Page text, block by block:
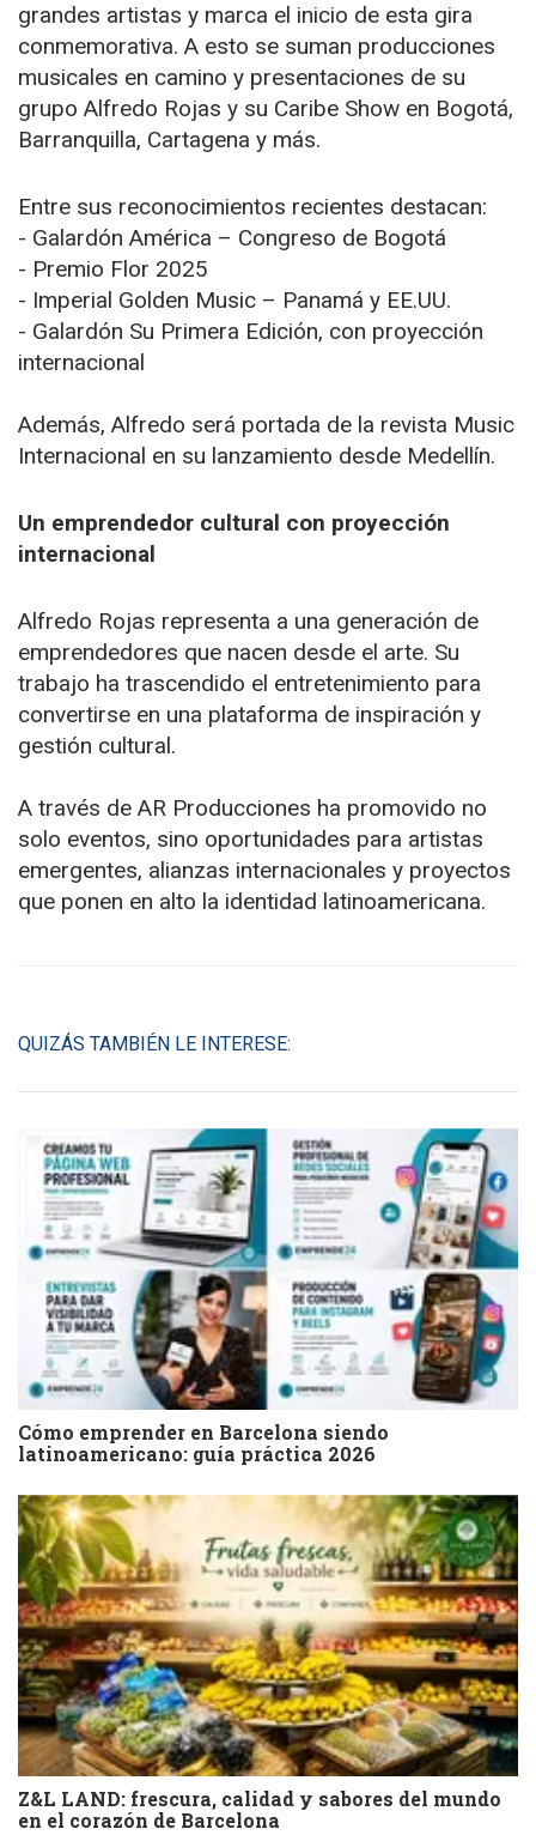
grandes artistas y marca el inicio de esta gira
conmemorativa. A esto se suman producciones
musicales en camino y presentaciones de su
grupo Alfredo Rojas y su Caribe Show en Bogotá,
Barranquilla, Cartagena y más.
Entre sus reconocimientos recientes destacan:
- Galardón América – Congreso de Bogotá
- Premio Flor 2025
- Imperial Golden Music – Panamá y EE.UU.
- Galardón Su Primera Edición, con proyección
internacional
Además, Alfredo será portada de la revista Music
Internacional en su lanzamiento desde Medellín.
Un emprendedor cultural con proyección
internacional
Alfredo Rojas representa a una generación de
emprendedores que nacen desde el arte. Su
trabajo ha trascendido el entretenimiento para
convertirse en una plataforma de inspiración y
gestión cultural.
A través de AR Producciones ha promovido no
solo eventos, sino oportunidades para artistas
emergentes, alianzas internacionales y proyectos
que ponen en alto la identidad latinoamericana.
QUIZÁS TAMBIÉN LE INTERESE:
Cómo emprender en Barcelona siendo
latinoamericano: guía práctica 2026
Z&L LAND: frescura, calidad y sabores del mundo
en el corazón de Barcelona